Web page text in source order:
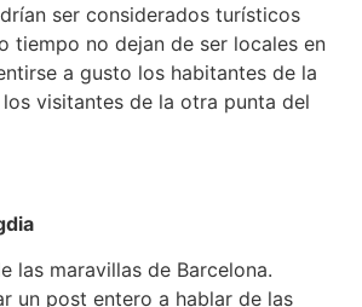
ser considerados turísticos
tiempo no dejan de ser locales en
a gusto los habitantes de la
visitantes de la otra punta del
las maravillas de Barcelona.
un post entero a hablar de las